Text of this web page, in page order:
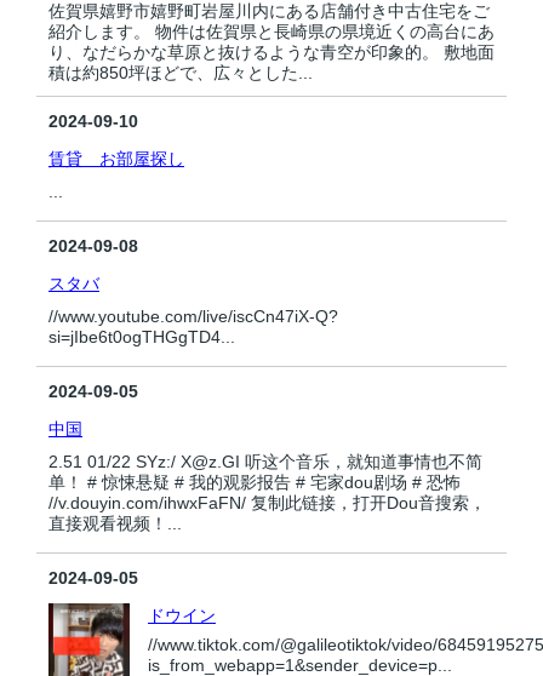
佐賀県嬉野市嬉野町岩屋川内にある店舗付き中古住宅をご
紹介します。 物件は佐賀県と長崎県の県境近くの高台にあ
り、なだらかな草原と抜けるような青空が印象的。 敷地面
積は約850坪ほどで、広々とした...
2024-09-10
賃貸 お部屋探し
2024-09-08
スタバ
//www.youtube.com/live/iscCn47iX-Q?
si=jIbe6t0ogTHGgTD4...
2024-09-05
中国
2.51 01/22 SYz:/ X@z.GI 听这个音乐，就知道事情也不简
单！ # 惊悚悬疑 # 我的观影报告 # 宅家dou剧场 # 恐怖
//v.douyin.com/ihwxFaFN/ 复制此链接，打开Dou音搜索，
直接观看视频！...
2024-09-05
ドウイン
//www.tiktok.com/@galileotiktok/video/
is_from_webapp=1&sender_device=p...